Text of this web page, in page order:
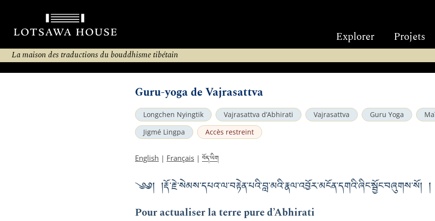
Explorer Projets
La maison des traductions du bouddhisme tibétain
Guru-yoga de Vajrasattva
Longchen Nyingtik Vajrasattva d’Abhirati Vajrasattva Guru Yoga
Jigmé Lingpa
Accès restreint
English | Français | བོད་ཡིག
༄༅། །རྡོ་རྗེ་སེམས་དཔའ་ལ་བརྟེན་པའི་བླ་མའི་རྣལ་འབྱོར་མངོན་དགའི་ཞིང་སྦྱོང་བཞུགས་སོ། །
Pour actualiser la terre pure d’Abhirati